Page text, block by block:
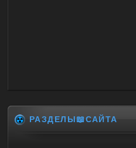
РАЗДЕЛЫ📖САЙТА